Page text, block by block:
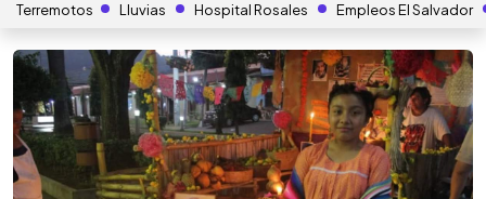
Terremotos Lluvias Hospital Rosales Empleos El Salvador